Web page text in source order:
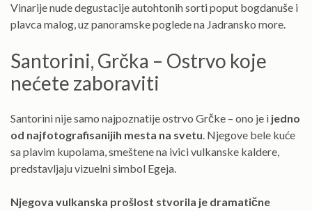
Vinarije nude degustacije autohtonih sorti poput bogdanuše i
plavca malog, uz panoramske poglede na Jadransko more.
Santorini, Grčka – Ostrvo koje
nećete zaboraviti
Santorini nije samo najpoznatije ostrvo Grčke – ono je i jedno
od najfotografisanijih mesta na svetu. Njegove bele kuće
sa plavim kupolama, smeštene na ivici vulkanske kaldere,
predstavljaju vizuelni simbol Egeja.
Njegova vulkanska prošlost stvorila je dramatične